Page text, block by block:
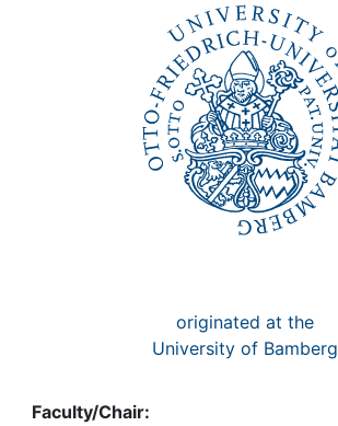
originated at the
University of Bamberg
Faculty/Chair: